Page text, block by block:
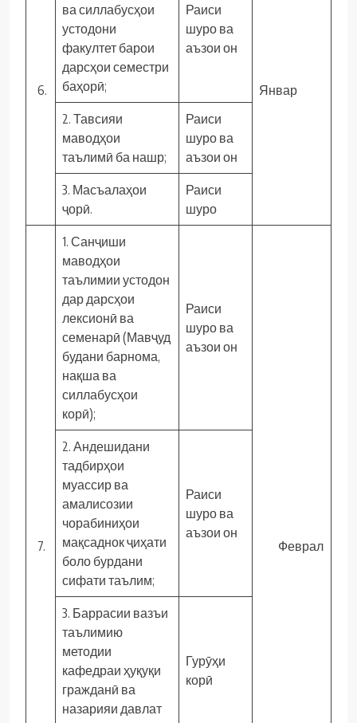
6.
ва силлабусҳои
устодони
факултет барои
дарсҳои семестри
баҳорӣ;
Раиси
шуро ва
аъзои он
Январ
2. Тавсияи
маводҳои
таълимӣ ба нашр;
Раиси
шуро ва
аъзои он
3. Масъалаҳои
ҷорӣ.
Раиси
шуро
7.
1. Санҷиши
маводҳои
таълимии устодон
дар дарсҳои
лексионӣ ва
семенарӣ (Мавҷуд
будани барнома,
нақша ва
силлабусҳои
корӣ);
Раиси
шуро ва
аъзои он
Феврал
2. Андешидани
тадбирҳои
муассир ва
амалисозии
чорабиниҳои
мақсаднок ҷиҳати
боло бурдани
сифати таълим;
Раиси
шуро ва
аъзои он
3. Баррасии вазъи
таълимию
методии
кафедраи ҳуқуқи
гражданӣ ва
назарияи давлат
Гурӯҳи
корӣ